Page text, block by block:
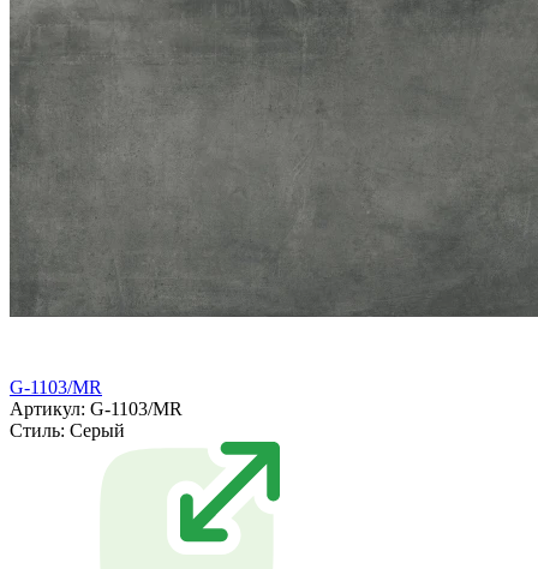
G-1103/MR
Артикул: G-1103/MR
Стиль: Серый